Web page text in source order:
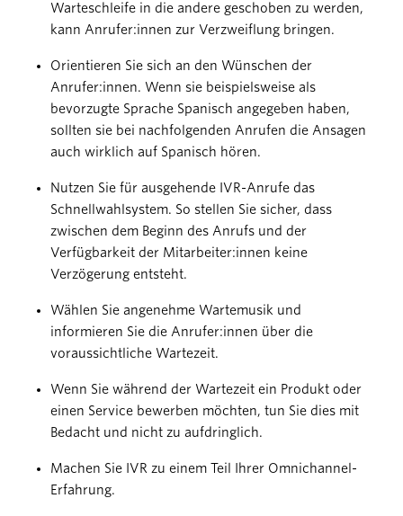
Warteschleife in die andere geschoben zu werden,
kann Anrufer:innen zur Verzweiflung bringen.
Orientieren Sie sich an den Wünschen der
Anrufer:innen. Wenn sie beispielsweise als
bevorzugte Sprache Spanisch angegeben haben,
sollten sie bei nachfolgenden Anrufen die Ansagen
auch wirklich auf Spanisch hören.
Nutzen Sie für ausgehende IVR-Anrufe das
Schnellwahlsystem. So stellen Sie sicher, dass
zwischen dem Beginn des Anrufs und der
Verfügbarkeit der Mitarbeiter:innen keine
Verzögerung entsteht.
Wählen Sie angenehme Wartemusik und
informieren Sie die Anrufer:innen über die
voraussichtliche Wartezeit.
Wenn Sie während der Wartezeit ein Produkt oder
einen Service bewerben möchten, tun Sie dies mit
Bedacht und nicht zu aufdringlich.
Machen Sie IVR zu einem Teil Ihrer Omnichannel-
Erfahrung.